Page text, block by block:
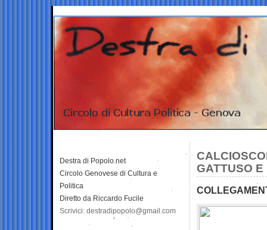
GATTUSO E
Destra di Popolo.net
Circolo Genovese di Cultura e
Politica
Diretto da Riccardo Fucile
Scrivici: destradipopolo@gmail.com